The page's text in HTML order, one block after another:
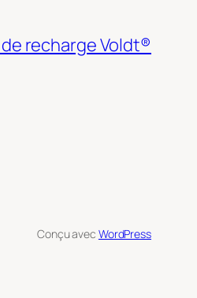
recharge Voldt®
Conçu avec WordPress